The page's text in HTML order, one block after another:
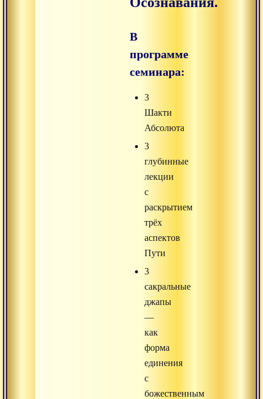
В
программе
семинара:
3
Шакти
Абсолюта
3
глубинные
лекции
с
раскрытием
трёх
аспектов
Пути
3
сакральные
джапы
—
как
форма
единения
с
божественным